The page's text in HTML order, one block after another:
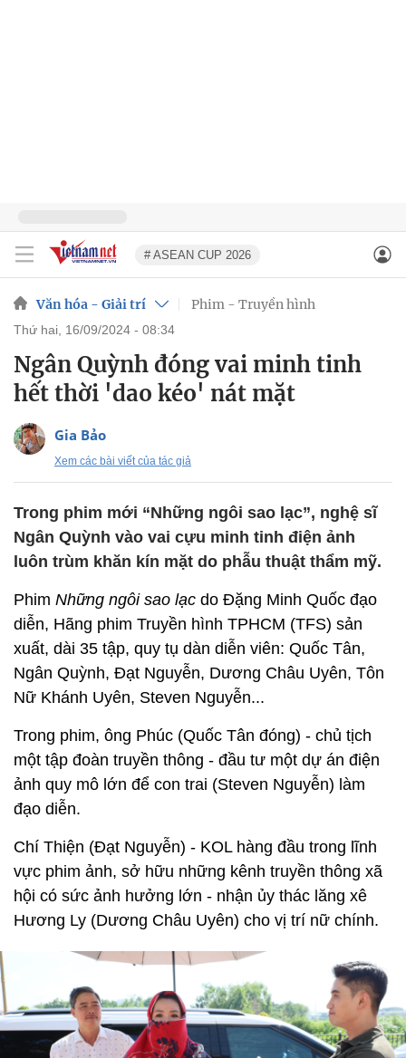
# ASEAN CUP 2026
Văn hóa - Giải trí Phim - Truyền hình
thứ hai, 16/09/2024 - 08:34
Ngân Quỳnh đóng vai minh tinh
hết thời 'dao kéo' nát mặt
Gia Bảo
Xem các bài viết của tác giả
Trong phim mới “Những ngôi sao lạc”, nghệ sĩ
Ngân Quỳnh vào vai cựu minh tinh điện ảnh
luôn trùm khăn kín mặt do phẫu thuật thẩm mỹ.
Phim Những ngôi sao lạc do Đặng Minh Quốc đạo
diễn, Hãng phim Truyền hình TPHCM (TFS) sản
xuất, dài 35 tập, quy tụ dàn diễn viên: Quốc Tân,
Ngân Quỳnh, Đạt Nguyễn, Dương Châu Uyên, Tôn
Nữ Khánh Uyên, Steven Nguyễn...
Trong phim, ông Phúc (Quốc Tân đóng) - chủ tịch
một tập đoàn truyền thông - đầu tư một dự án điện
ảnh quy mô lớn để con trai (Steven Nguyễn) làm
đạo diễn.
Chí Thiện (Đạt Nguyễn) - KOL hàng đầu trong lĩnh
vực phim ảnh, sở hữu những kênh truyền thông xã
hội có sức ảnh hưởng lớn - nhận ủy thác lăng xê
Hương Ly (Dương Châu Uyên) cho vị trí nữ chính.